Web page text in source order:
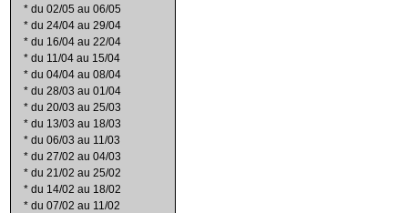
* du 02/05 au 06/05
* du 24/04 au 29/04
* du 16/04 au 22/04
* du 11/04 au 15/04
* du 04/04 au 08/04
* du 28/03 au 01/04
* du 20/03 au 25/03
* du 13/03 au 18/03
* du 06/03 au 11/03
* du 27/02 au 04/03
* du 21/02 au 25/02
* du 14/02 au 18/02
* du 07/02 au 11/02